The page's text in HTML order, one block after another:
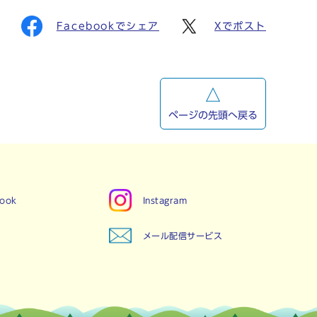
Facebookでシェア Xでポスト
ページの先頭へ戻る
Instagram
メール配信サービス